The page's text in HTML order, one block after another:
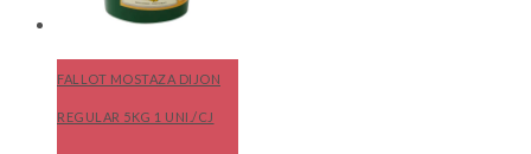
FALLOT MOSTAZA DIJON
REGULAR 5KG 1 UNI./CJ